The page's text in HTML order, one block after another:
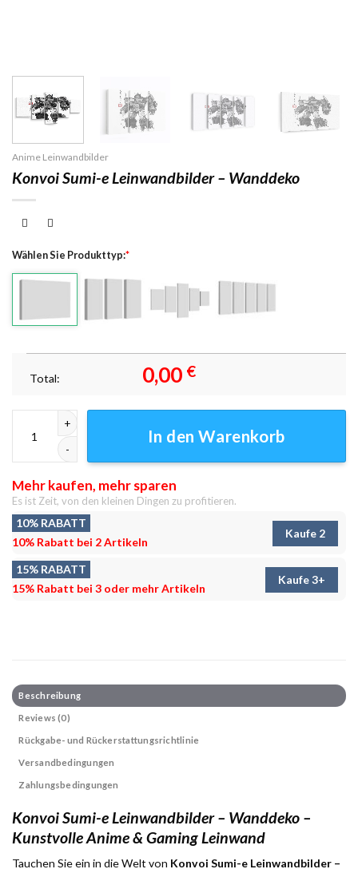
Anime Leinwandbilder
Konvoi Sumi-e Leinwandbilder – Wanddeko
Wählen Sie Produkttyp:*
Total: 0,00 €
In den Warenkorb
Mehr kaufen, mehr sparen
Es ist Zeit, von den kleinen Dingen zu profitieren.
10% RABATT
10% Rabatt bei 2 Artikeln
Kaufe 2
15% RABATT
15% Rabatt bei 3 oder mehr Artikeln
Kaufe 3+
Beschreibung
Reviews (0)
Rückgabe- und Rückerstattungsrichtlinie
Versandbedingungen
Zahlungsbedingungen
Konvoi Sumi-e Leinwandbilder – Wanddeko –
Kunstvolle Anime & Gaming Leinwand
Tauchen Sie ein in die Welt von Konvoi Sumi-e Leinwandbilder –